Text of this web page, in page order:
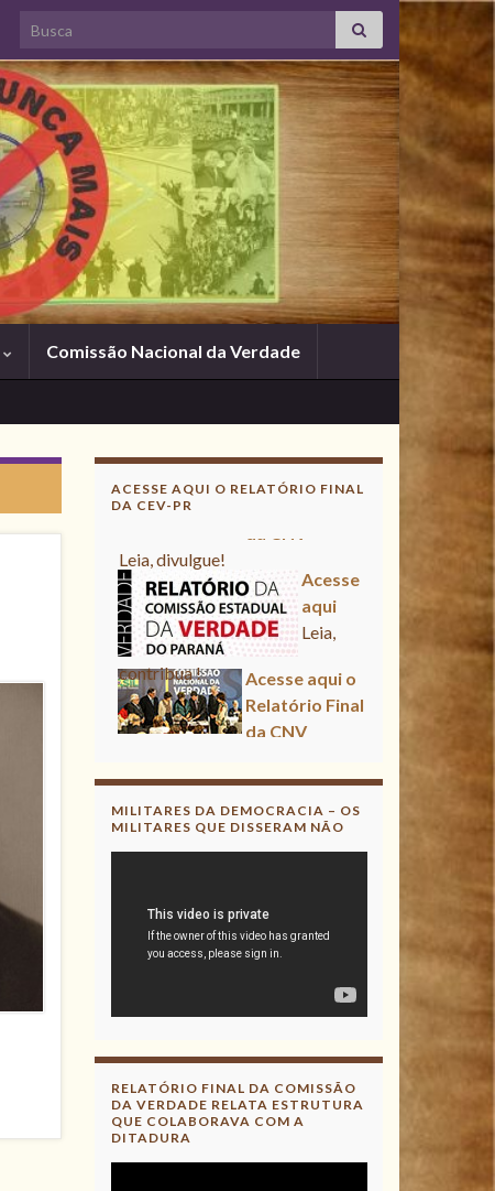
Search for:
Comissão Nacional da Verdade
ACESSE AQUI O RELATÓRIO FINAL
DA CEV-PR
Acesse aqui
Leia, contribua !
Acesse aqui o Relatório Final
da CNV
Leia, divulgue!
Leia, contribua !
MILITARES DA DEMOCRACIA – OS
MILITARES QUE DISSERAM NÃO
RELATÓRIO FINAL DA COMISSÃO
DA VERDADE RELATA ESTRUTURA
QUE COLABORAVA COM A
DITADURA